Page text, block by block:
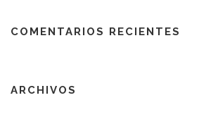
COMENTARIOS RECIENTES
ARCHIVOS